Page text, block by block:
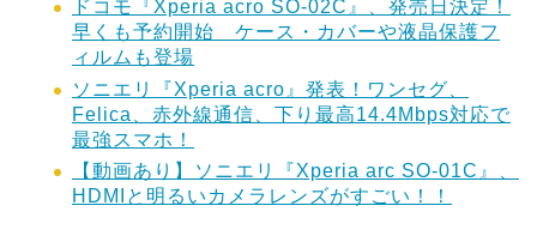
ドコモ『Xperia acro SO-02C』、発売日決定！
早くも予約開始 ケース・カバーや液晶保護フ
ィルムも登場
ソニエリ『Xperia acro』発表！ワンセグ、
Felica、赤外線通信、下り最高14.4Mbps対応で
最強スマホ！
【動画あり】ソニエリ『Xperia arc SO-01C』、
HDMIと明るいカメラレンズがすごい！！